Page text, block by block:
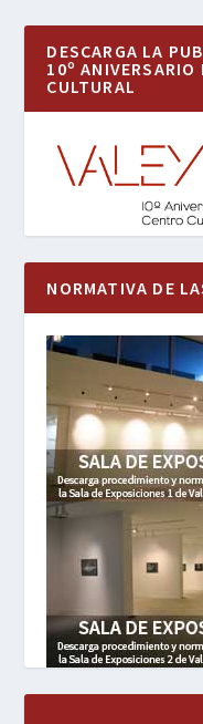
DESCARGA LA
10º ANIVERSARIO
CULTURAL
NORMATIVA DE